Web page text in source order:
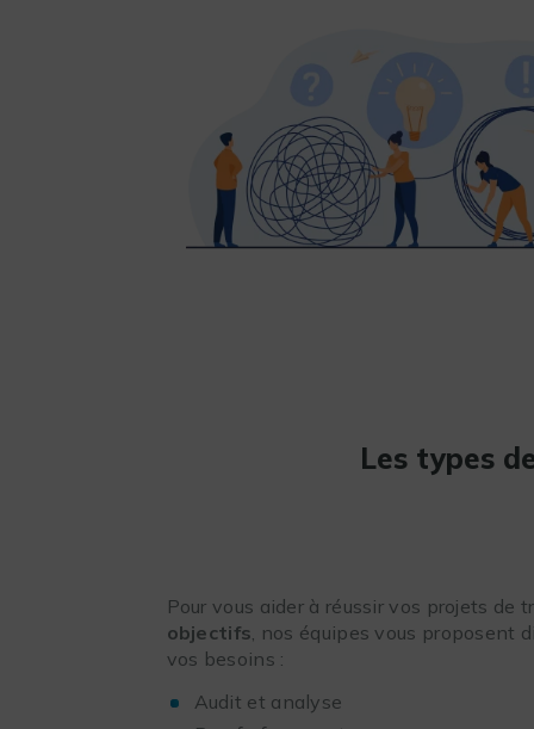
Les types
Pour vous aider à réussir vos projets
objectifs , nos équipes vous
vos besoins :
Audit et analyse